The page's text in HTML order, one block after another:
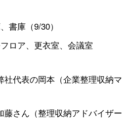
書庫（9/30）
更衣室、会議室
社代表の岡本（企業整理収納マ
理収納アドバイザー